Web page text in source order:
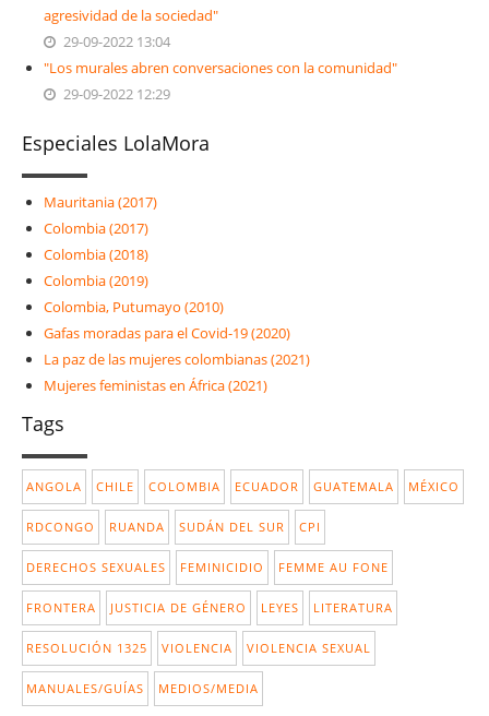
agresividad de la sociedad"
29-09-2022 13:04
"Los murales abren conversaciones con la comunidad"
29-09-2022 12:29
Especiales LolaMora
Mauritania (2017)
Colombia (2017)
Colombia (2018)
Colombia (2019)
Colombia, Putumayo (2010)
Gafas moradas para el Covid-19 (2020)
La paz de las mujeres colombianas (2021)
Mujeres feministas en África (2021)
Tags
ANGOLA CHILE COLOMBIA ECUADOR GUATEMALA MÉXICO
RDCONGO RUANDA SUDÁN DEL SUR CPI
DERECHOS SEXUALES FEMINICIDIO FEMME AU FONE
FRONTERA JUSTICIA DE GÉNERO LEYES LITERATURA
RESOLUCIÓN 1325 VIOLENCIA VIOLENCIA SEXUAL
MANUALES/GUÍAS MEDIOS/MEDIA